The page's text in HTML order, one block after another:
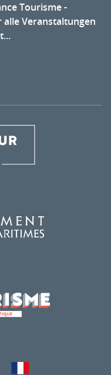
Tourisme -
Veranstaltungen